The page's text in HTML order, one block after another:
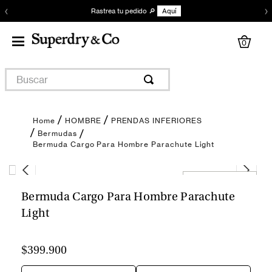
‹ Rastrea tu pedido 🔎 Aquí ›
0
Buscar
HOMBRE
PRENDAS INFERIORES
Bermudas
Bermuda Cargo Para Hombre Parachute Light
Bermuda Cargo Para Hombre Parachute
Light
$399.900